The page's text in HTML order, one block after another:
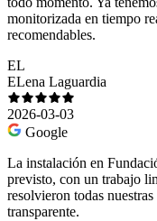
monitorizada en tiempo
recomendables.
EL
ELena Laguardia
2026-03-03
Google
La instalación en
previsto, con un trabajo
resolvieron todas
transparente.